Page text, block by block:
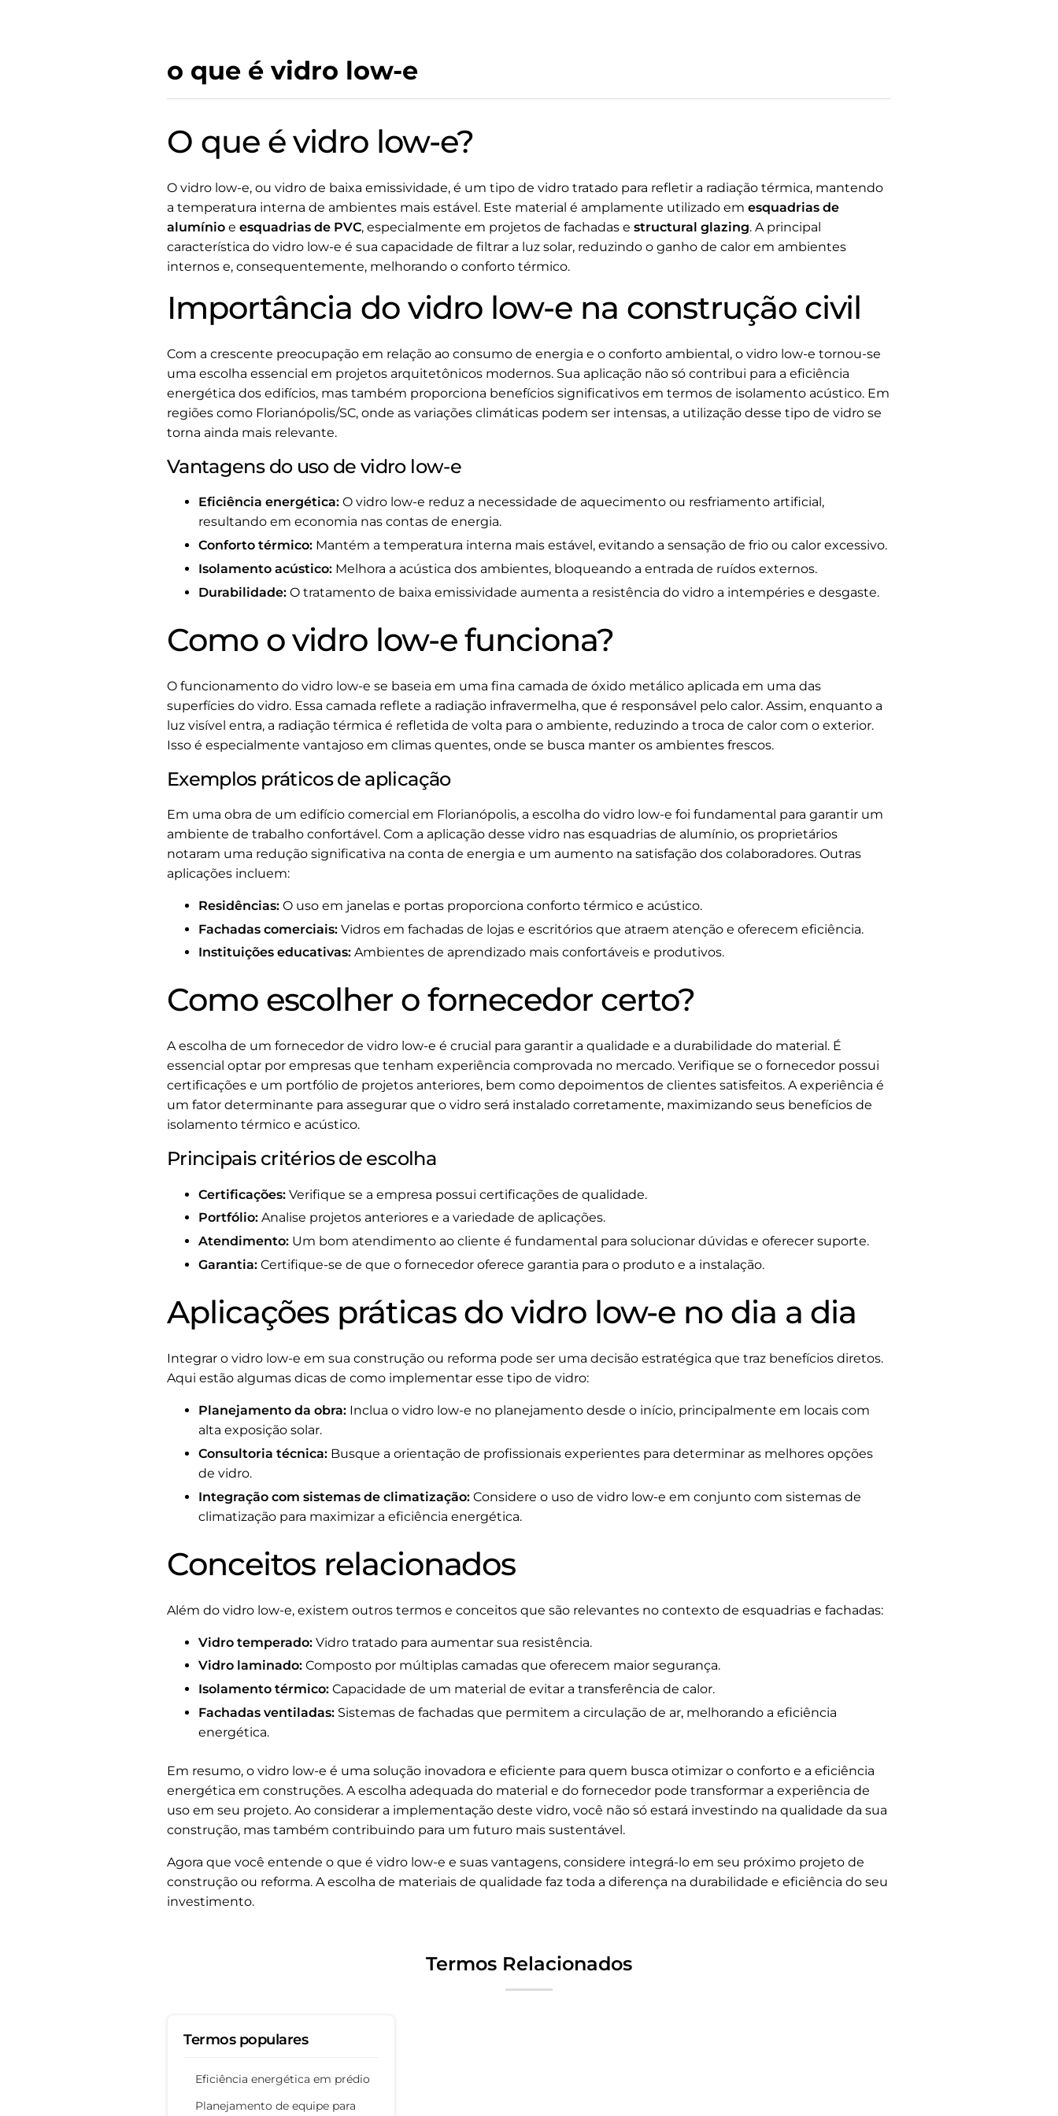
o que é vidro low-e
O que é vidro low-e?
O vidro low-e, ou vidro de baixa emissividade, é um tipo de vidro tratado para refletir a radiação térmica, mantendo
a temperatura interna de ambientes mais estável. Este material é amplamente utilizado em esquadrias de
alumínio e esquadrias de PVC, especialmente em projetos de fachadas e structural glazing. A principal
característica do vidro low-e é sua capacidade de filtrar a luz solar, reduzindo o ganho de calor em ambientes
internos e, consequentemente, melhorando o conforto térmico.
Importância do vidro low-e na construção civil
Com a crescente preocupação em relação ao consumo de energia e o conforto ambiental, o vidro low-e tornou-se
uma escolha essencial em projetos arquitetônicos modernos. Sua aplicação não só contribui para a eficiência
energética dos edifícios, mas também proporciona benefícios significativos em termos de isolamento acústico. Em
regiões como Florianópolis/SC, onde as variações climáticas podem ser intensas, a utilização desse tipo de vidro se
torna ainda mais relevante.
Vantagens do uso de vidro low-e
Eficiência energética: O vidro low-e reduz a necessidade de aquecimento ou resfriamento artificial,
resultando em economia nas contas de energia.
Conforto térmico: Mantém a temperatura interna mais estável, evitando a sensação de frio ou calor excessivo.
Isolamento acústico: Melhora a acústica dos ambientes, bloqueando a entrada de ruídos externos.
Durabilidade: O tratamento de baixa emissividade aumenta a resistência do vidro a intempéries e desgaste.
Como o vidro low-e funciona?
O funcionamento do vidro low-e se baseia em uma fina camada de óxido metálico aplicada em uma das
superfícies do vidro. Essa camada reflete a radiação infravermelha, que é responsável pelo calor. Assim, enquanto a
luz visível entra, a radiação térmica é refletida de volta para o ambiente, reduzindo a troca de calor com o exterior.
Isso é especialmente vantajoso em climas quentes, onde se busca manter os ambientes frescos.
Exemplos práticos de aplicação
Em uma obra de um edifício comercial em Florianópolis, a escolha do vidro low-e foi fundamental para garantir um
ambiente de trabalho confortável. Com a aplicação desse vidro nas esquadrias de alumínio, os proprietários
notaram uma redução significativa na conta de energia e um aumento na satisfação dos colaboradores. Outras
aplicações incluem:
Residências: O uso em janelas e portas proporciona conforto térmico e acústico.
Fachadas comerciais: Vidros em fachadas de lojas e escritórios que atraem atenção e oferecem eficiência.
Instituições educativas: Ambientes de aprendizado mais confortáveis e produtivos.
Como escolher o fornecedor certo?
A escolha de um fornecedor de vidro low-e é crucial para garantir a qualidade e a durabilidade do material. É
essencial optar por empresas que tenham experiência comprovada no mercado. Verifique se o fornecedor possui
certificações e um portfólio de projetos anteriores, bem como depoimentos de clientes satisfeitos. A experiência é
um fator determinante para assegurar que o vidro será instalado corretamente, maximizando seus benefícios de
isolamento térmico e acústico.
Principais critérios de escolha
Certificações: Verifique se a empresa possui certificações de qualidade.
Portfólio: Analise projetos anteriores e a variedade de aplicações.
Atendimento: Um bom atendimento ao cliente é fundamental para solucionar dúvidas e oferecer suporte.
Garantia: Certifique-se de que o fornecedor oferece garantia para o produto e a instalação.
Aplicações práticas do vidro low-e no dia a dia
Integrar o vidro low-e em sua construção ou reforma pode ser uma decisão estratégica que traz benefícios diretos.
Aqui estão algumas dicas de como implementar esse tipo de vidro:
Planejamento da obra: Inclua o vidro low-e no planejamento desde o início, principalmente em locais com
alta exposição solar.
Consultoria técnica: Busque a orientação de profissionais experientes para determinar as melhores opções
de vidro.
Integração com sistemas de climatização: Considere o uso de vidro low-e em conjunto com sistemas de
climatização para maximizar a eficiência energética.
Conceitos relacionados
Além do vidro low-e, existem outros termos e conceitos que são relevantes no contexto de esquadrias e fachadas:
Vidro temperado: Vidro tratado para aumentar sua resistência.
Vidro laminado: Composto por múltiplas camadas que oferecem maior segurança.
Isolamento térmico: Capacidade de um material de evitar a transferência de calor.
Fachadas ventiladas: Sistemas de fachadas que permitem a circulação de ar, melhorando a eficiência
energética.
Em resumo, o vidro low-e é uma solução inovadora e eficiente para quem busca otimizar o conforto e a eficiência
energética em construções. A escolha adequada do material e do fornecedor pode transformar a experiência de
uso em seu projeto. Ao considerar a implementação deste vidro, você não só estará investindo na qualidade da sua
construção, mas também contribuindo para um futuro mais sustentável.
Agora que você entende o que é vidro low-e e suas vantagens, considere integrá-lo em seu próximo projeto de
construção ou reforma. A escolha de materiais de qualidade faz toda a diferença na durabilidade e eficiência do seu
investimento.
Termos Relacionados
Termos populares
Eficiência energética em prédio
Planejamento de equipe para